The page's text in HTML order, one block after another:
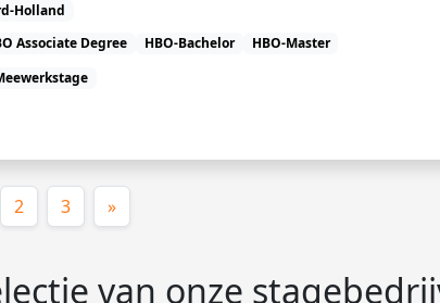
Holland
Associate Degree HBO-Bachelor
HBO-Master
2 3 »
van onze